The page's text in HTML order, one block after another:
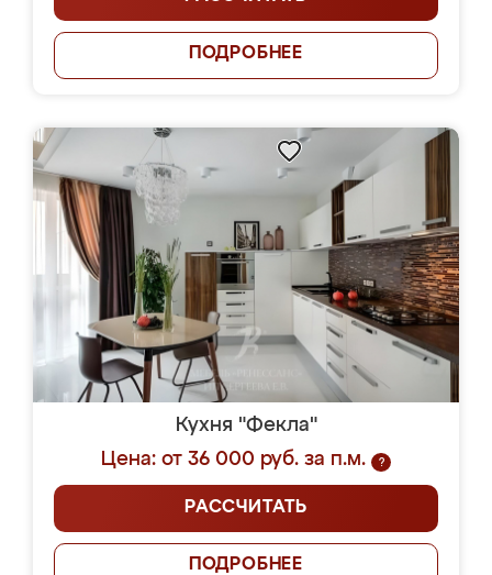
ПОДРОБНЕЕ
Кухня "Фекла"
Цена: от 36 000 руб. за п.м.
?
РАССЧИТАТЬ
ПОДРОБНЕЕ